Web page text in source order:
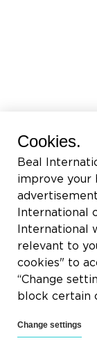
Cookies.
Beal
improve your
International
International
relevant to
cookies" to
“Change
block certain
Change settings